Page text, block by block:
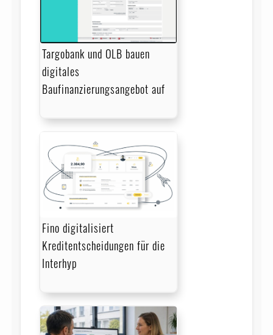
Targobank und OLB bauen
digitales
Baufinanzierungsangebot auf
Fino digitalisiert
Kreditentscheidungen für die
Interhyp